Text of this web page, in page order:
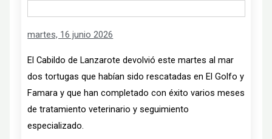
martes, 16 junio 2026
El Cabildo de Lanzarote devolvió este martes al mar
dos tortugas que habían sido rescatadas en El Golfo y
Famara y que han completado con éxito varios meses
de tratamiento veterinario y seguimiento
especializado.